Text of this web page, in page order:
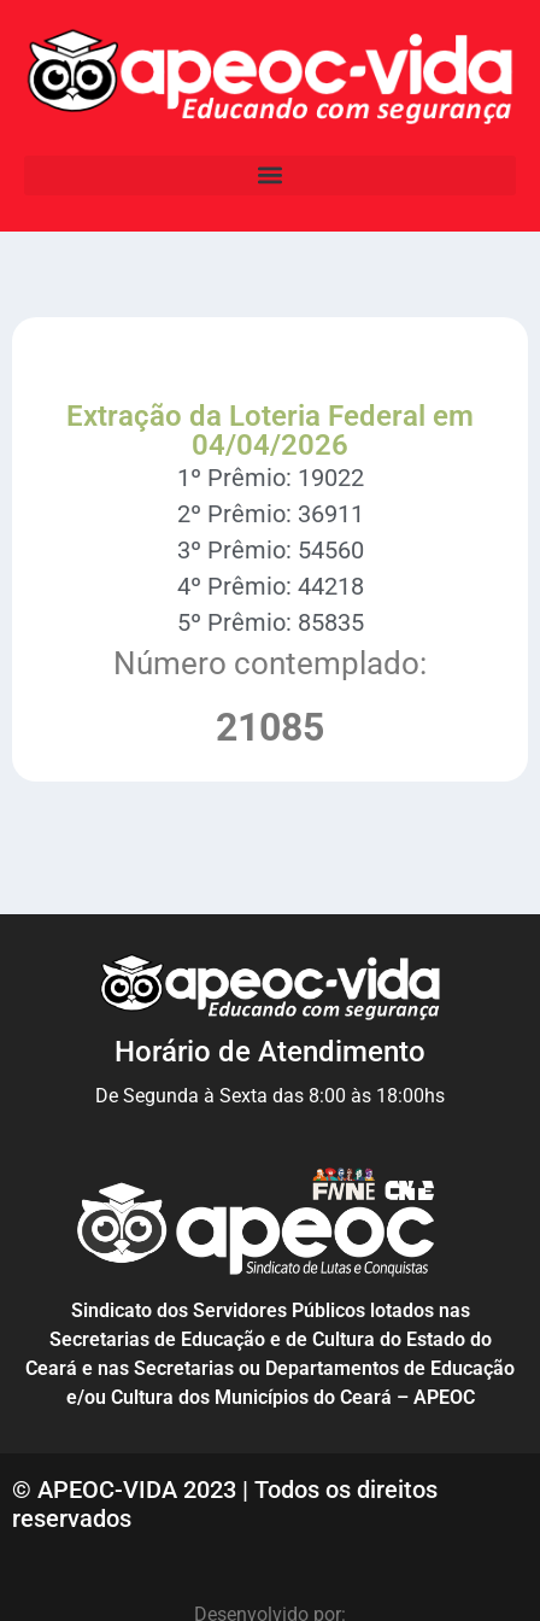
Extração da Loteria Federal em
04/04/2026
1º Prêmio: 19022
2º Prêmio: 36911
3º Prêmio: 54560
4º Prêmio: 44218
5º Prêmio: 85835
Número contemplado:
21085
Horário de Atendimento
De Segunda à Sexta das 8:00 às 18:00hs
Sindicato dos Servidores Públicos lotados nas
Secretarias de Educação e de Cultura do Estado do
Ceará e nas Secretarias ou Departamentos de Educação
e/ou Cultura dos Municípios do Ceará – APEOC
© APEOC-VIDA 2023 | Todos os direitos
reservados
Desenvolvido por: